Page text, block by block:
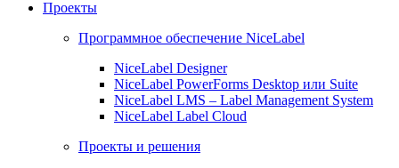
Проекты
Программное обеспечение NiceLabel
NiceLabel Designer
NiceLabel PowerForms Desktop или Suite
NiceLabel LMS – Label Management System
NiceLabel Label Cloud
Проекты и решения